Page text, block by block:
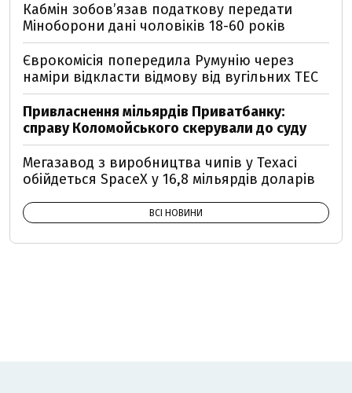
Кабмін зобовʼязав податкову передати
Міноборони дані чоловіків 18-60 років
Єврокомісія попередила Румунію через
наміри відкласти відмову від вугільних ТЕС
Привласнення мільярдів Приватбанку:
справу Коломойського скерували до суду
Мегазавод з виробництва чипів у Техасі
обійдеться SpaceX у 16,8 мільярдів доларів
ВСІ НОВИНИ